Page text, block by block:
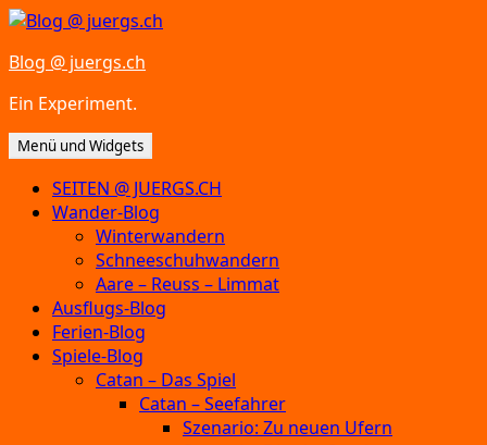
Zum
springen
Blog @ juergs.ch
Ein Experiment.
Menü und Widgets
SEITEN @ JUERGS.CH
Wander-Blog
Winterwandern
Schneeschuhwandern
Aare – Reuss – Limmat
Ausflugs-Blog
Ferien-Blog
Spiele-Blog
Catan – Das Spiel
Catan – Seefahrer
Szenario: Zu neuen Ufern